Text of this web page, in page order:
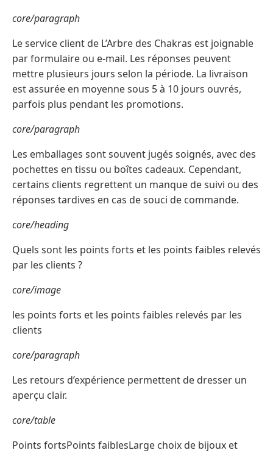
core/paragraph
Le service client de L’Arbre des Chakras est joignable
par formulaire ou e-mail. Les réponses peuvent
mettre plusieurs jours selon la période. La livraison
est assurée en moyenne sous 5 à 10 jours ouvrés,
parfois plus pendant les promotions.
core/paragraph
Les emballages sont souvent jugés soignés, avec des
pochettes en tissu ou boîtes cadeaux. Cependant,
certains clients regrettent un manque de suivi ou des
réponses tardives en cas de souci de commande.
core/heading
Quels sont les points forts et les points faibles relevés
par les clients ?
core/image
les points forts et les points faibles relevés par les
clients
core/paragraph
Les retours d’expérience permettent de dresser un
aperçu clair.
core/table
Points fortsPoints faiblesLarge choix de bijoux et